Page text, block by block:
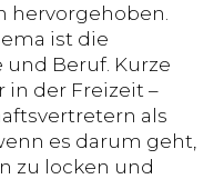
ist die
Beruf. Kurze
in der Freizeit –
als
es darum geht,
zu locken und